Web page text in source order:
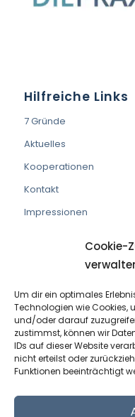
Cookie-
Um dir ein optimales
Technologien wie Cookies,
und/oder darauf
zustimmst, können wir
IDs auf dieser Website
nicht erteilst oder
Funktionen beeinträchtigt
Hilfreiche Links
7 Gründe
Aktuelles
Kooperationen
Kontakt
Impressionen
VEREIN DIE
ZVR Nummer:
Kontaktperson:
Email: